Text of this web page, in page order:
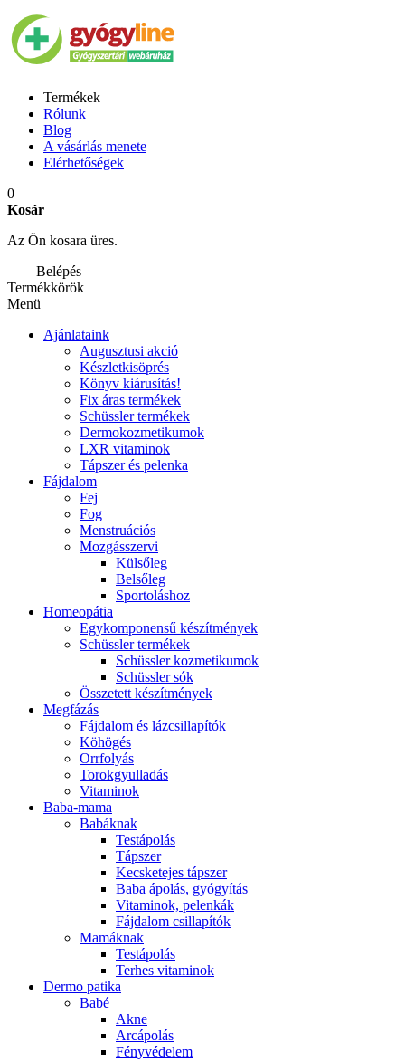
Termékek
Rólunk
Blog
A vásárlás menete
Elérhetőségek
0
Kosár
Az Ön kosara üres.
Belépés
Termékkörök
Menü
Ajánlataink
Augusztusi akció
Készletkisöprés
Könyv kiárusítás!
Fix áras termékek
Schüssler termékek
Dermokozmetikumok
LXR vitaminok
Tápszer és pelenka
Fájdalom
Fej
Fog
Menstruációs
Mozgásszervi
Külsőleg
Belsőleg
Sportoláshoz
Homeopátia
Egykomponensű készítmények
Schüssler termékek
Schüssler kozmetikumok
Schüssler sók
Összetett készítmények
Megfázás
Fájdalom és lázcsillapítók
Köhögés
Orrfolyás
Torokgyulladás
Vitaminok
Baba-mama
Babáknak
Testápolás
Tápszer
Kecsketejes tápszer
Baba ápolás, gyógyítás
Vitaminok, pelenkák
Fájdalom csillapítók
Mamáknak
Testápolás
Terhes vitaminok
Dermo patika
Babé
Akne
Arcápolás
Fényvédelem